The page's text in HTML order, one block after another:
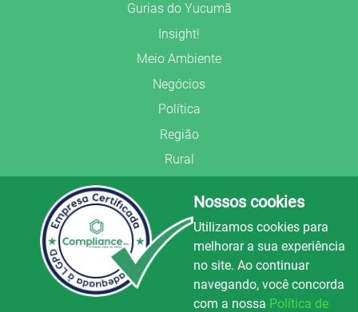
Gurias do Yucumã
Insight!
Meio Ambiente
Negócios
Política
Região
Rural
Segurança Pública
União Frederiquense
Nossos cookies
Utilizamos cookies para
melhorar a sua experiência
no site. Ao continuar
navegando, você concorda
com a nossa Política de